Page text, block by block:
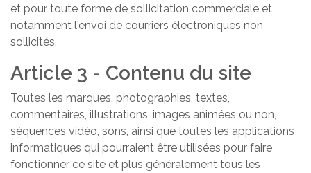
et pour toute forme de sollicitation commerciale et
notamment l'envoi de courriers électroniques non
sollicités.
Article 3 - Contenu du site
Toutes les marques, photographies, textes,
commentaires, illustrations, images animées ou non,
séquences vidéo, sons, ainsi que toutes les applications
informatiques qui pourraient être utilisées pour faire
fonctionner ce site et plus généralement tous les